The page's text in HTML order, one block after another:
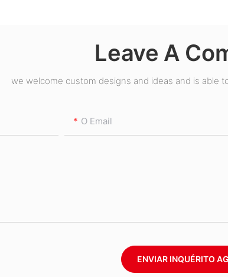
Leave A
we welcome custom designs and ideas and is able
O Email
ENVIAR INQUÉRITO